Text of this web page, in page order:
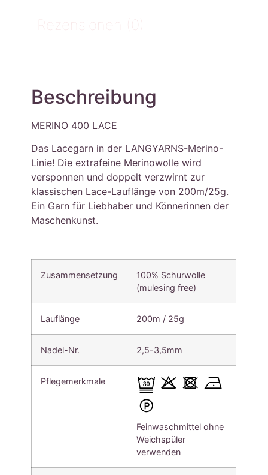
Rezensionen (0)
Beschreibung
MERINO 400 LACE
Das Lacegarn in der LANGYARNS-Merino-
Linie! Die extrafeine Merinowolle wird
versponnen und doppelt verzwirnt zur
klassischen Lace-Lauflänge von 200m/25g.
Ein Garn für Liebhaber und Könnerinnen der
Maschenkunst.
Zusammensetzung
100% Schurwolle
(mulesing free)
Lauflänge 200m / 25g
Nadel-Nr. 2,5-3,5mm
Pflegemerkmale
Feinwaschmittel ohne
Weichspüler
verwenden